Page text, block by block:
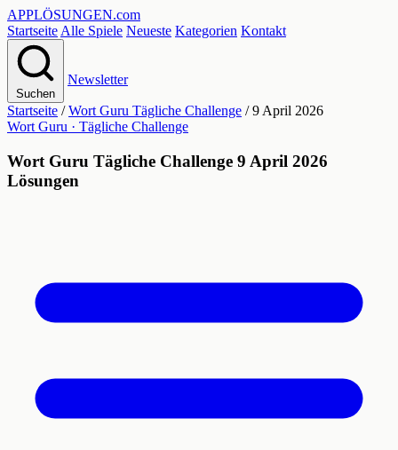
APPLÖSUNGEN.com
Startseite Alle Spiele Neueste Kategorien Kontakt
Suchen
Newsletter
Startseite / Wort Guru Tägliche Challenge / 9 April 2026
Wort Guru · Tägliche Challenge
Wort Guru Tägliche Challenge 9 April 2026
Lösungen